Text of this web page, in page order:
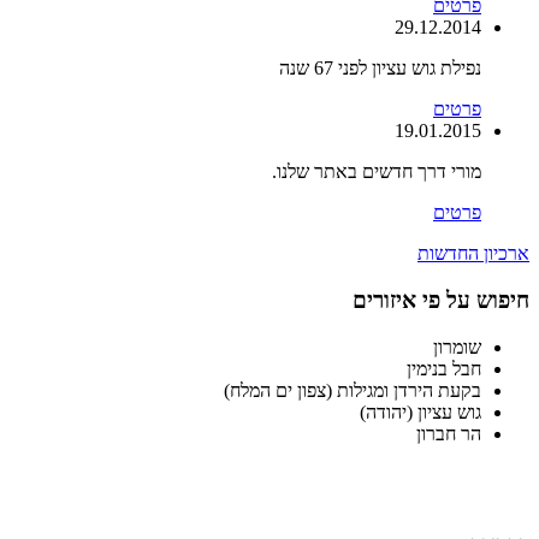
פרטים
29.12.2014
נפילת גוש עציון לפני 67 שנה
פרטים
19.01.2015
מורי דרך חדשים באתר שלנו.
פרטים
ארכיון החדשות
חיפוש על פי איזורים
שומרון
חבל בנימין
בקעת הירדן ומגילות (צפון ים המלח)
גוש עציון (יהודה)
הר חברון